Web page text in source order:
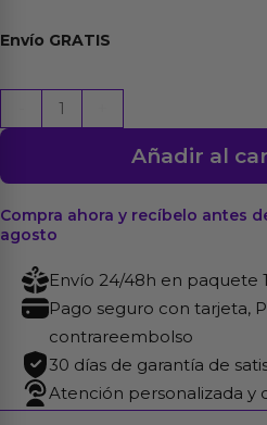
Envío GRATIS
Strap-
con
Dildo
Hueco
Silicona
Premium
Negro
cantidad
Añadir al
Compra ahora y recíbelo antes
agosto
Envío 24/48h en paquete
Pago seguro con tarjeta,
contrareembolso
30 días de garantía de
Atención personalizada y